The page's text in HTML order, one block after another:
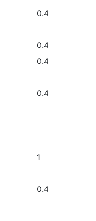
0.4
0.4
0.4
0.4
1
0.4